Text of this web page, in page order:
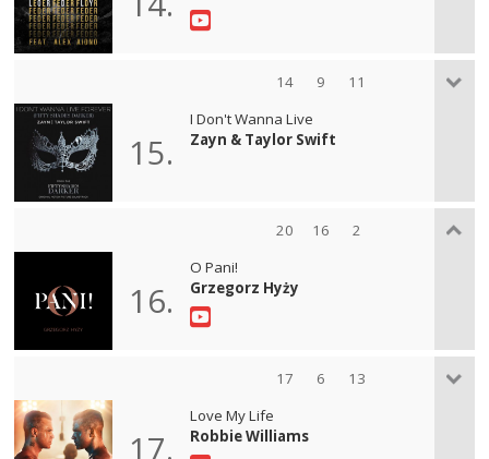
14 9 11
15.
I Don't Wanna Live
Zayn & Taylor Swift
20 16 2
16.
O Pani!
Grzegorz Hyży
17 6 13
17.
Love My Life
Robbie Williams